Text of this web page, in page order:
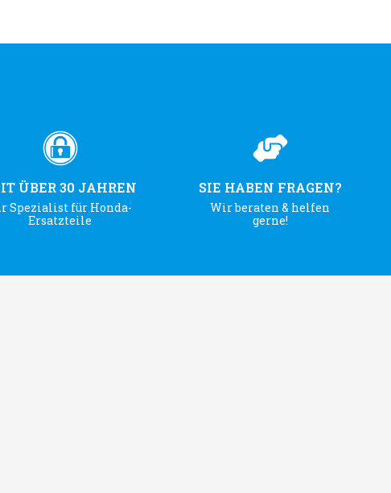
ÜBER 30 JAHREN
Spezialist für Honda-
Ersatzteile
SIE HABEN FRAGEN?
Wir beraten & helfen
gerne!